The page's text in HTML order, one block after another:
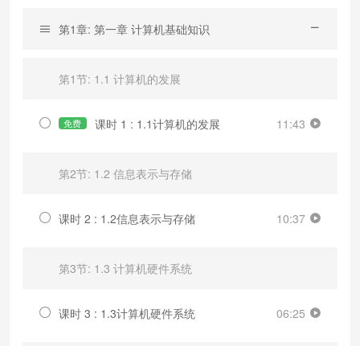
第1章: 第一章 计算机基础知识
第1节: 1.1 计算机的发展
免费 课时 1 : 1.1计算机的发展 11:43
第2节: 1.2 信息表示与存储
课时 2 : 1.2信息表示与存储 10:37
第3节: 1.3 计算机硬件系统
课时 3 : 1.3计算机硬件系统 06:25